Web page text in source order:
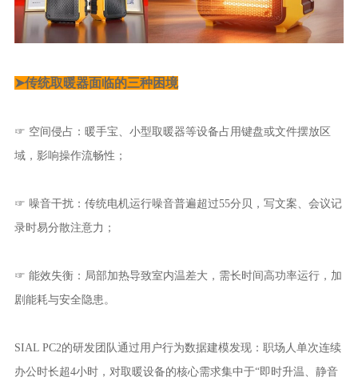
➤传统取暖器面临的三种困境
☞ 空间侵占：暖手宝、小型取暖器等设备占用键盘或文件摆放区
域，影响操作流畅性；
☞ 噪音干扰：传统电机运行噪音普遍超过55分贝，写文案、会议记
录时易分散注意力；
☞ 能效失衡：局部加热导致室内温差大，需长时间高功率运行，加
剧能耗与安全隐患。
SIAL PC2的研发团队通过用户行为数据建模发现：职场人单次连续
办公时长超4小时，对取暖设备的核心需求集中于“即时升温、静音